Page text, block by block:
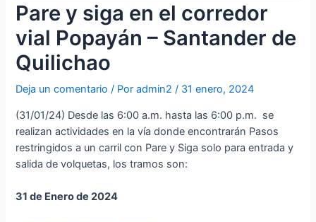
Pare y siga en el corredor
vial Popayán – Santander de
Quilichao
Deja un comentario / Poradmin2 / 31 enero, 2024
(31/01/24) Desde las 6:00 a.m. hasta las 6:00 p.m. se
realizan actividades en la vía donde encontrarán Pasos
restringidos a un carril con Pare y Siga solo para entrada y
salida de volquetas, los tramos son:
31 de Enero de 2024